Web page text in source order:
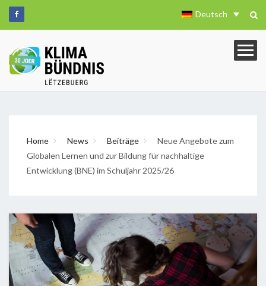
Deutsch
Home News Beiträge
Neue Angebote zum
Globalen Lernen und zur Bildung für nachhaltige
Entwicklung (BNE) im Schuljahr 2025/26